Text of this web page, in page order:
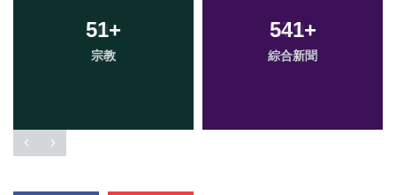
51+
宗教
541+
綜合新聞